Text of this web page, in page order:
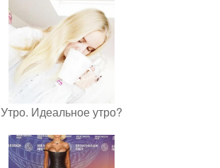
Утро. Идеальное утро?